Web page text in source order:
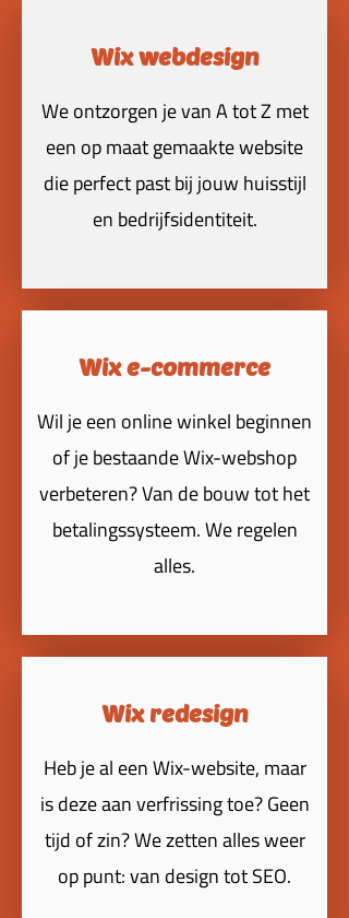
Wix webdesign
We ontzorgen je van A tot Z met
een op maat gemaakte website
die perfect past bij jouw huisstijl
en bedrijfsidentiteit.
Wix e-commerce
Wil je een online winkel beginnen
of je bestaande Wix-webshop
verbeteren? Van de bouw tot het
betalingssysteem. We regelen
alles.
Wix redesign
Heb je al een Wix-website, maar
is deze aan verfrissing toe? Geen
tijd of zin? We zetten alles weer
op punt: van design tot SEO.